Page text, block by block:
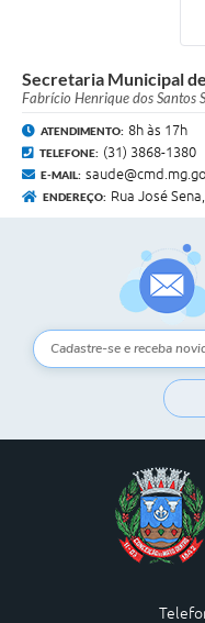
Secretaria Municipal
Fabrício Henrique dos Santos
ATENDIMENTO: 8h às 17h
TELEFONE: (31) 3868-1380
E-MAIL:
ENDEREÇO: Rua José